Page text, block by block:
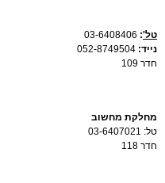
טל':
03-6408406
נייד: 052-8749504
​חדר 109
מחלקת מחשוב
טל: 03-6407021
חדר 118